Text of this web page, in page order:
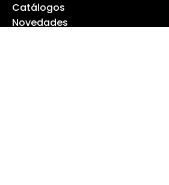
Catálogos
Novedades